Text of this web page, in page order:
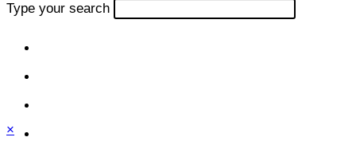
Type your search
×